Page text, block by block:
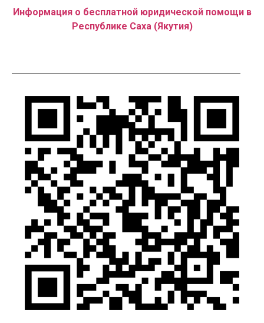
Информация о бесплатной юридической помощи в
Республике Саха (Якутия)